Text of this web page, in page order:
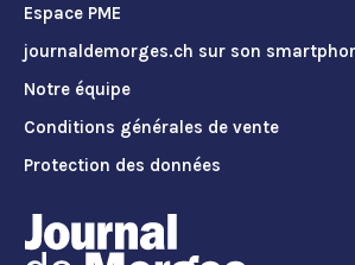
Espace PME
journaldemorges.ch sur son
Notre équipe
Conditions générales de vente
Protection des données